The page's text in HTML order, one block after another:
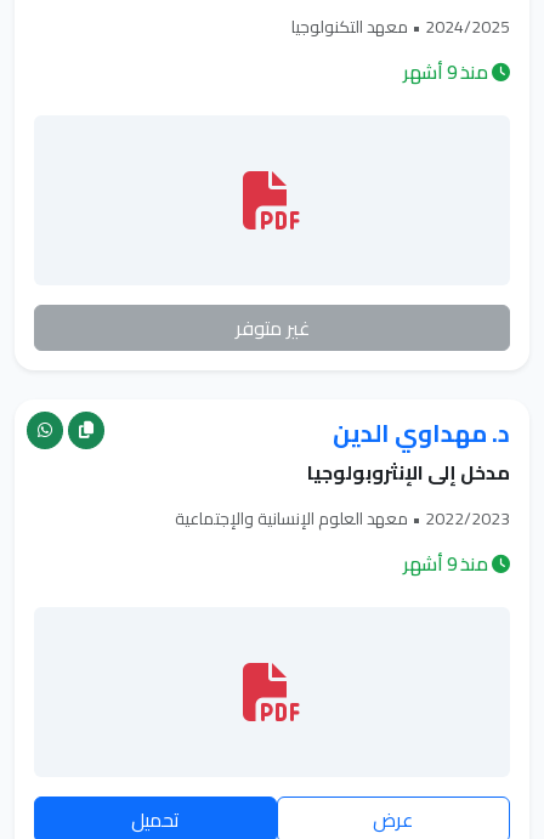
2024/2025 • معهد التكنولوجيا
منذ 9 أشهر
غير متوفر
د. مهداوي الدين
مدخل إلى الإنثروبولوجيا
2022/2023 • معهد العلوم الإنسانية والإجتماعية
منذ 9 أشهر
عرض تحميل